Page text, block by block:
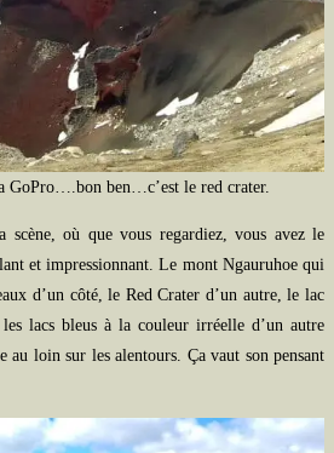
GoPro….bon ben…c’est le red crater.
scène, où que vous regardiez, vous avez le
et impressionnant. Le mont Ngauruhoe qui
d’un côté, le Red Crater d’un autre, le lac
lacs bleus à la couleur irréelle d’un autre
au loin sur les alentours. Ça vaut son pensant